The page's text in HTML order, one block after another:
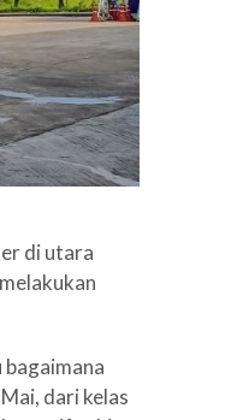
di utara
dari kelas